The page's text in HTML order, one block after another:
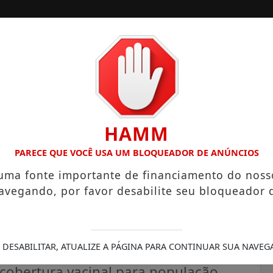
CAMPINAS LITORAL PAULISTA
UNE ALTA PRODUTIVIDADE E CHARME COLONIAL
contra a gripe
HAMM
PARECE QUE VOCÊ USA UM BLOQUEADOR DE ANÚNCIOS
fonte importante de financiamento do
por favor desabilite seu bloqueador
DESABILITAR, ATUALIZE A PÁGINA PARA CONTINUAR SUA